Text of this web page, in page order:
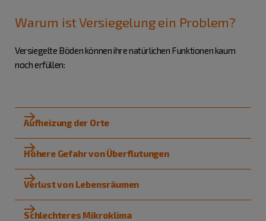
Warum ist Versiegelung ein Problem?
Versiegelte Böden können ihre natürlichen Funktionen kaum
noch erfüllen:
Aufheizung der Orte
Höhere Gefahr von Überflutungen
Verlust von Lebensräumen
Schlechteres Mikroklima